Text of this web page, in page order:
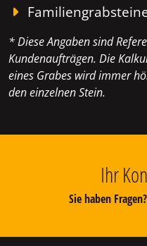
* Diese Angaben sind
Kundenaufträgen. Die
eines Grabes wird immer
den einzelnen Stein.
Ihr
Sie haben